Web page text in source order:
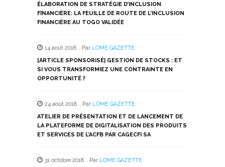
ÉLABORATION DE STRATÉGIE D’INCLUSION
FINANCIÈRE: LA FEUILLE DE ROUTE DE L’INCLUSION
FINANCIÈRE AU TOGO VALIDÉE
14 août 2018 , Par LOME GAZETTE
[ARTICLE SPONSORISÉ] GESTION DE STOCKS : ET
SI VOUS TRANSFORMIEZ UNE CONTRAINTE EN
OPPORTUNITÉ ?
24 août 2018 , Par LOME GAZETTE
ATELIER DE PRÉSENTATION ET DE LANCEMENT DE
LA PLATEFORME DE DIGITALISATION DES PRODUITS
ET SERVICES DE L’ACFB PAR CAGECFI SA
31 octobre 2018 , Par LOME GAZETTE